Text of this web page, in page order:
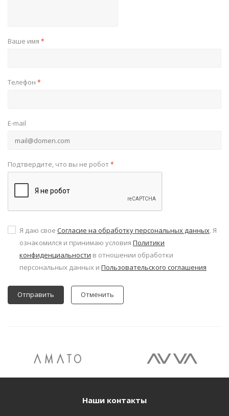
Ваше имя *
Телефон *
E-mail
Подтвердите, что вы не робот*
Я даю свое Согласие на обработку персональных данных. Я
ознакомился и принимаю условия Политики
конфиденциальности в отношении обработки
персональных данных и Пользовательского соглашения
Отменить
Наши контакты